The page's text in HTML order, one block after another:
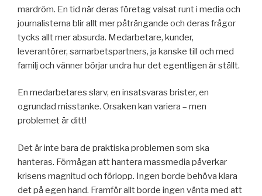
mardröm. En tid när deras företag valsat runt i media och
journalisterna blir allt mer påträngande och deras frågor
tycks allt mer absurda. Medarbetare, kunder,
leverantörer, samarbetspartners, ja kanske till och med
familj och vänner börjar undra hur det egentligen är ställt.
En medarbetares slarv, en insatsvaras brister, en
ogrundad misstanke. Orsaken kan variera – men
problemet är ditt!
Det är inte bara de praktiska problemen som ska
hanteras. Förmågan att hantera massmedia påverkar
krisens magnitud och förlopp. Ingen borde behöva klara
det på egen hand. Framför allt borde ingen vänta med att